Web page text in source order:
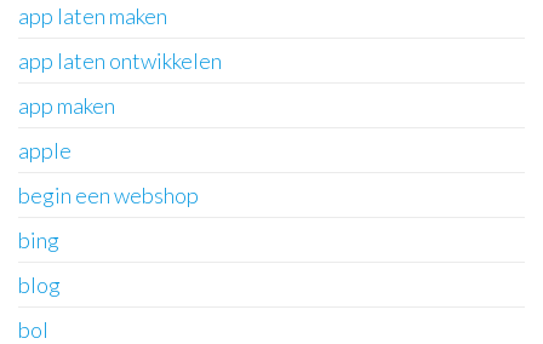
app laten maken
app laten ontwikkelen
app maken
apple
begin een webshop
bing
blog
bol